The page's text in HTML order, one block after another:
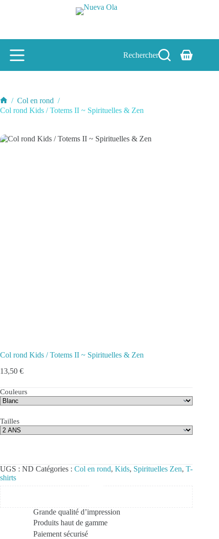
Rechercher
Panier
Accueil
/ Col en rond /
Col rond Kids / Totems II ~ Spirituelles & Zen
Col rond Kids / Totems II ~ Spirituelles & Zen
13,50 €
Couleurs
Tailles
UGS : ND Catégories : Col en rond, Kids, Spirituelles Zen, T-
shirts
Grande qualité d’impression
Produits haut de gamme
Paiement sécurisé